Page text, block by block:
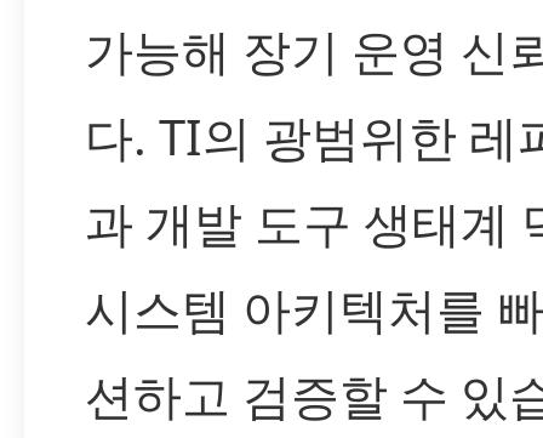
가능해 장기 운영 신
다. TI의 광범위한 레
과 개발 도구 생태계
시스템 아키텍처를
션하고 검증할 수 있